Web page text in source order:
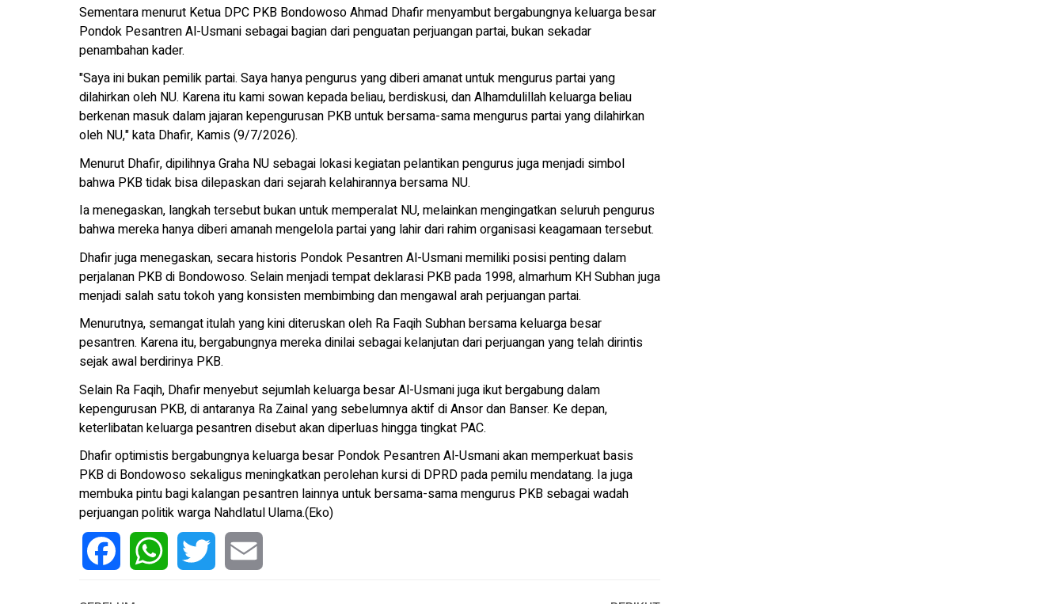
Sementara menurut Ketua DPC PKB Bondowoso Ahmad Dhafir menyambut bergabungnya keluarga besar
Pondok Pesantren Al-Usmani sebagai bagian dari penguatan perjuangan partai, bukan sekadar
penambahan kader.
"Saya ini bukan pemilik partai. Saya hanya pengurus yang diberi amanat untuk mengurus partai yang
dilahirkan oleh NU. Karena itu kami sowan kepada beliau, berdiskusi, dan Alhamdulillah keluarga beliau
berkenan masuk dalam jajaran kepengurusan PKB untuk bersama-sama mengurus partai yang dilahirkan
oleh NU," kata Dhafir, Kamis (9/7/2026).
Menurut Dhafir, dipilihnya Graha NU sebagai lokasi kegiatan pelantikan pengurus juga menjadi simbol
bahwa PKB tidak bisa dilepaskan dari sejarah kelahirannya bersama NU.
Ia menegaskan, langkah tersebut bukan untuk memperalat NU, melainkan mengingatkan seluruh pengurus
bahwa mereka hanya diberi amanah mengelola partai yang lahir dari rahim organisasi keagamaan tersebut.
Dhafir juga menegaskan, secara historis Pondok Pesantren Al-Usmani memiliki posisi penting dalam
perjalanan PKB di Bondowoso. Selain menjadi tempat deklarasi PKB pada 1998, almarhum KH Subhan juga
menjadi salah satu tokoh yang konsisten membimbing dan mengawal arah perjuangan partai.
Menurutnya, semangat itulah yang kini diteruskan oleh Ra Faqih Subhan bersama keluarga besar
pesantren. Karena itu, bergabungnya mereka dinilai sebagai kelanjutan dari perjuangan yang telah dirintis
sejak awal berdirinya PKB.
Selain Ra Faqih, Dhafir menyebut sejumlah keluarga besar Al-Usmani juga ikut bergabung dalam
kepengurusan PKB, di antaranya Ra Zainal yang sebelumnya aktif di Ansor dan Banser. Ke depan,
keterlibatan keluarga pesantren disebut akan diperluas hingga tingkat PAC.
Dhafir optimistis bergabungnya keluarga besar Pondok Pesantren Al-Usmani akan memperkuat basis
PKB di Bondowoso sekaligus meningkatkan perolehan kursi di DPRD pada pemilu mendatang. Ia juga
membuka pintu bagi kalangan pesantren lainnya untuk bersama-sama mengurus PKB sebagai wadah
perjuangan politik warga Nahdlatul Ulama.(Eko)